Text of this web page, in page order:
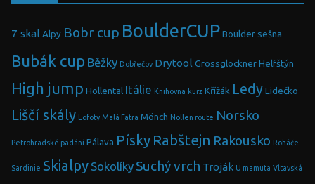
7 skal Alpy Bobr cup BoulderCUP Boulder sešna
Bubák cup Běžky Dobřečov Drytool Grossglockner Helfštýn
High jump Hollental Itálie Knihovna kurz Křížák Ledy Lidečko
Liščí skály Lofoty Malá Fatra Mönch Nollen route Norsko
Petrohradské padání Pálava Písky Rabštejn Rakousko Roháče
Sardinie Skialpy Sokolíky Suchý vrch Troják U mamuta Vltavská